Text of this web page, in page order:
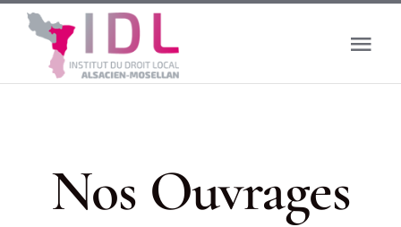
Passer
contenu
Nos Ouvrages